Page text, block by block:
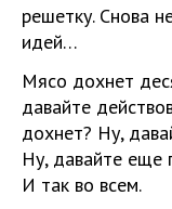
решетку. Снова
идей…
Мясо дохнет
давайте
дохнет? Ну,
Ну, давайте еще
И так во всем.